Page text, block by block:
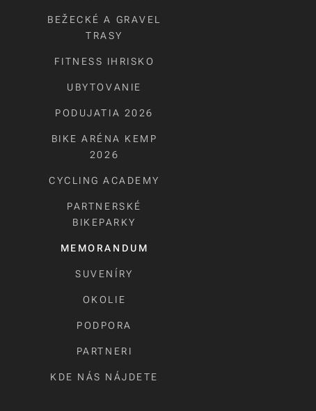
BEŽECKÉ A GRAVEL
TRASY
FITNESS IHRISKO
UBYTOVANIE
PODUJATIA 2026
BIKE ARÉNA KEMP
2026
CYCLING ACADEMY
PARTNERSKÉ
BIKEPARKY
MEMORANDUM
SUVENÍRY
OKOLIE
PODPORA
PARTNERI
KDE NÁS NÁJDETE